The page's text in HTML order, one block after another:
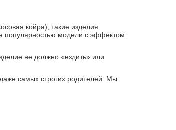
койра), такие изделия
популярностью модели с эффектом
не должно «ездить» или
самых строгих родителей. Мы